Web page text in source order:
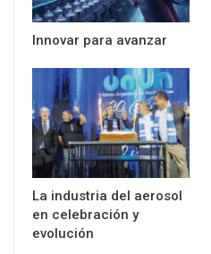
Innovar para avanzar
La industria del aerosol
en celebración y
evolución